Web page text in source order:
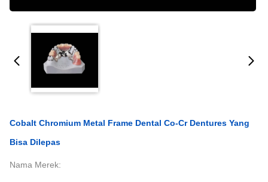
Cobalt Chromium Metal Frame Dental Co-Cr Dentures Yang
Bisa Dilepas
Nama Merek: